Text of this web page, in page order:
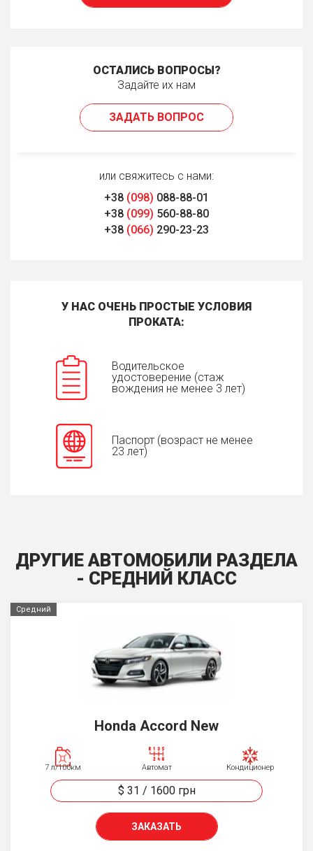
ОСТАЛИСЬ ВОПРОСЫ?
Задайте их нам
ЗАДАТЬ ВОПРОС
или свяжитесь с нами:
+38 (098) 088-88-01
+38 (099) 560-88-80
+38 (066) 290-23-23
У НАС ОЧЕНЬ ПРОСТЫЕ УСЛОВИЯ
ПРОКАТА:
Водительское
удостоверение (стаж
вождения не менее 3 лет)
Паспорт (возраст не менее
23 лет)
ДРУГИЕ АВТОМОБИЛИ РАЗДЕЛА
- СРЕДНИЙ КЛАСС
Средний
Honda Accord New
7 л/100км Автомат Кондиционер
$ 31 / 1600 грн
ЗАКАЗАТЬ